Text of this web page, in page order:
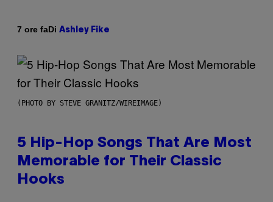
7 ore faDi Ashley Fike
(PHOTO BY STEVE GRANITZ/WIREIMAGE)
5 Hip-Hop Songs That Are Most
Memorable for Their Classic
Hooks